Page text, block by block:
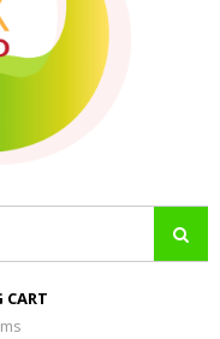
LAO, IP-
PBX LAO,
LAO,
CART